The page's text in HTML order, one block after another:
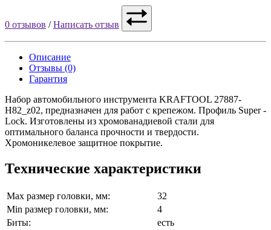
0 отзывов /Написать отзыв
Описание
Отзывы (0)
Гарантия
Набор автомобильного инструмента KRAFTOOL 27887-
H82_z02, предназначен для работ с крепежом. Профиль Super -
Lock. Изготовлены из хромованадиевой стали для
оптимального баланса прочности и твердости.
Хромоникелевое защитное покрытие.
Технические характеристики
Max размер головки, мм:
32
Min размер головки, мм:
4
Биты:
есть